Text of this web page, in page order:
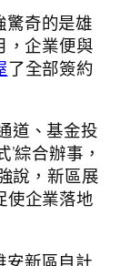
驚奇的是雄
，企業便與
了全部簽約
道、基金投
’綜合辦事，
說，新區展
使企業落地